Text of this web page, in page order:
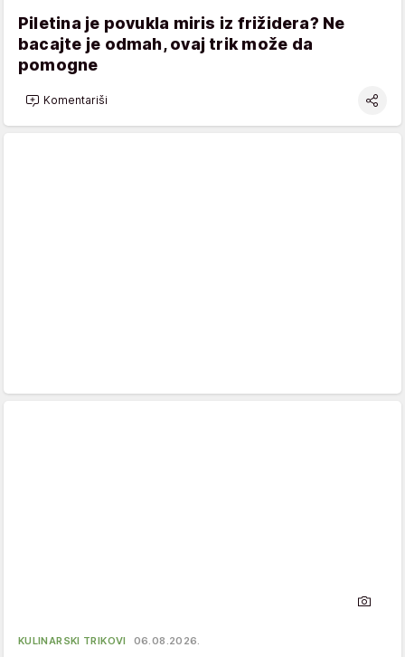
Piletina je povukla miris iz frižidera? Ne
bacajte je odmah, ovaj trik može da
pomogne
Komentariši
KULINARSKI TRIKOVI 06.08.2026.